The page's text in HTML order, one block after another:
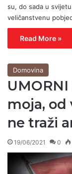
su, do sada u
veličanstvenu
Read More »
Domovina
moja, od
ne traži
19/06/2021 0